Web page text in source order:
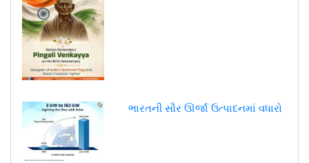
ભારતની સૌર ઊર્જા ઉત્પાદનમાં વધારો